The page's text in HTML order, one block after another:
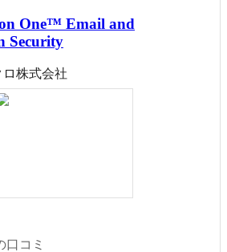
One™ Email and
Security
ロ株式会社
口コミ